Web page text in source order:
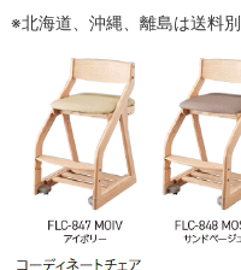
※北海道、沖縄、離島は送料